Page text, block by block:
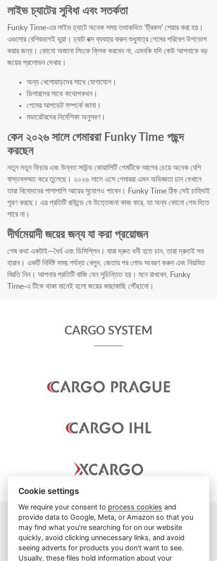
লাইভ চ্যাটের সুবিধা এবং সতর্কতা
Funky Time-এর লাইভ চ্যাটে অনেক সময় তথাকথিত ‘ট্রিকস’ শেয়ার করা হয়।
এগুলোর বেশিরভাগই ভুয়া। চ্যাট বক্স ব্যবহার করুন শুধুমাত্র গেমের পরিবেশ উপভোগ
করার জন্য। কোনো অজানা লিংকে ক্লিক করবেন না, এমনকি যদি কেউ আপনাকে বড়
জয়ের প্রলোভন দেখায়।
অন্য খেলোয়াড়দের সাথে যোগাযোগ।
ডিলারদের সাথে কথোপকথন।
গেমের আপডেট সম্পর্কে জানা।
মডারেটরদের নির্দেশিকা অনুসরণ।
কেন ২০২৬ সালে গেমাররা Funky Time পছন্দ
করছেন
নতুন নতুন ফিচার এবং উন্নত সাউন্ড কোয়ালিটি গেমটিকে আগের চেয়ে অনেক বেশি
বাস্তবসম্মত করে তুলেছে। ২০২৬ সালে এসে গেমাররা এমন অভিজ্ঞতা চান যেখানে
তারা বিনোদনের পাশাপাশি আয়ের সুযোগও পাবেন। Funky Time ঠিক সেই চাহিদাই
পূরণ করছে। এর প্রতিটি রাউন্ডে যে উত্তেজনা কাজ করে, তা অন্য কোনো গেম দিতে
পারে না।
দীর্ঘমেয়াদী জয়ের জন্য যা করা প্রয়োজন
শেষ কথা একটাই—ধৈর্য এবং ডিসিপ্লিন। যারা দ্রুত ধনী হতে চান, তারা দ্রুতই সব
হারান। একটি নির্দিষ্ট সময় পর্যন্ত খেলুন, জেতার পর লোভ সংবরণ করুন এবং নিয়মিত
বিরতি নিন। আপনার প্রতিটি বাজি যেন সুচিন্তিত হয়। মনে রাখবেন, Funky
Time-এ টিকে থাকা মানেই হলো জয়ের কাছাকাছি পৌঁছানো।
CARGO SYSTEM
info@cargoprague.cz
+420 227 202 300
Cookie settings
We require your consent to process cookies and
provide data to Google, Meta, or Amazon so that you
may find what you're searching for on our website
quickly, avoid clicking unnecessary links, and avoid
seeing adverts for products you don't want to see.
Usually, these files hold information about your